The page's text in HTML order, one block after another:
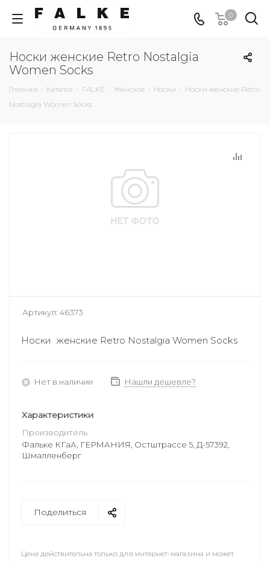
0
Носки женские Retro Nostalgia
Women Socks
Главная - Каталог - FALKE - Женское - Носки - Носки женские Retro
Nostalgia Women Socks
Артикул: 46373
Носки женские Retro Nostalgia Women Socks
Нет в наличии Нашли дешевле?
Характеристики
Производитель
Фальке КГаА, ГЕРМАНИЯ, Остштрассе 5, Д-57392,
Шмалленберг
Поделиться
Цена действительна только для интернет-магазина и может